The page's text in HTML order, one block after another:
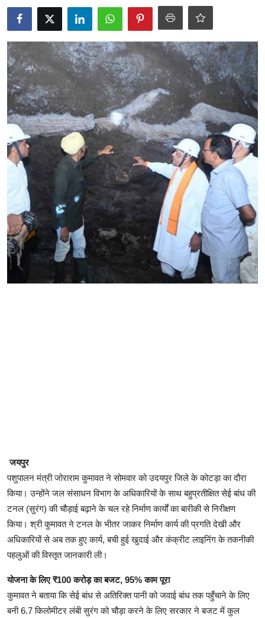
Epaper
धर्म
लाइफस्टाइल
टेक
जयपुर
पशुपालन मंत्री जोराराम कुमावत ने सोमवार को उदयपुर जिले के कोटड़ा का दौरा
किया। उन्होंने जल संसाधन विभाग के अधिकारियों के साथ बहुप्रतीक्षित सेई बांध की
टनल (सुरंग) की चौड़ाई बढ़ाने के चल रहे निर्माण कार्यों का बारीकी से निरीक्षण
किया। श्री कुमावत ने टनल के भीतर जाकर निर्माण कार्य की प्रगति देखी और
अधिकारियों से अब तक हुए कार्य, बची हुई खुदाई और कंक्रीट लाइनिंग के तकनीकी
पहलुओं की विस्तृत जानकारी ली।
योजना के लिए ₹100 करोड़ का बजट, 95% काम पूरा
कुमावत ने बताया कि सेई बांध से अतिरिक्त पानी को जवाई बांध तक पहुँचाने के लिए
बनी 6.7 किलोमीटर लंबी सुरंग को चौड़ा करने के लिए सरकार ने बजट में कुल